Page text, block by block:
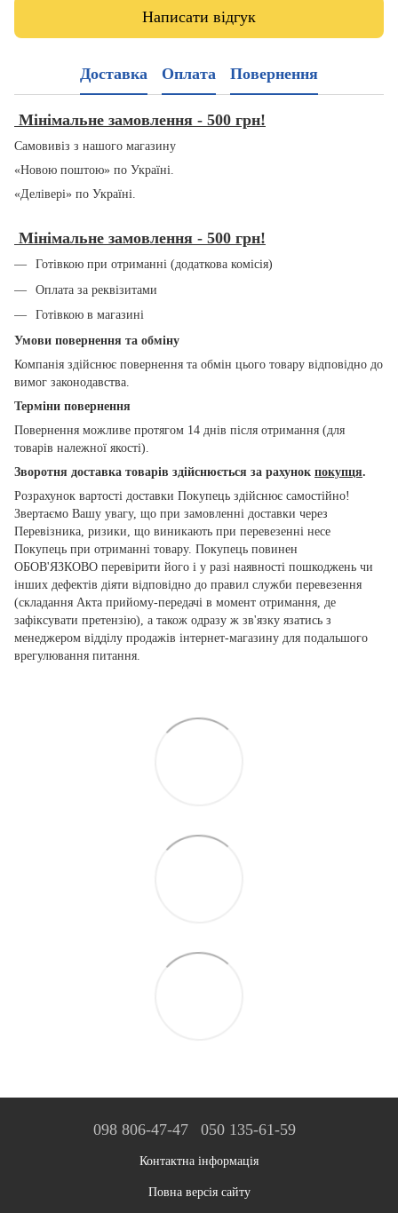
Написати відгук
Доставка Оплата Повернення
Мінімальне замовлення - 500 грн!
Самовивіз з нашого магазину
«Новою поштою» по Україні.
«Делівері» по Україні.
Мінімальне замовлення - 500 грн!
Готівкою при отриманні (додаткова комісія)
Оплата за реквізитами
Готівкою в магазині
Умови повернення та обміну
Компанія здійснює повернення та обмін цього товару відповідно до
вимог законодавства.
Терміни повернення
Повернення можливе протягом 14 днів після отримання (для
товарів належної якості).
Зворотня доставка товарів здійснюється за рахунок покупця.
Розрахунок вартості доставки Покупець здійснює самостійно!
Звертаємо Вашу увагу, що при замовленні доставки через
Перевізника, ризики, що виникають при перевезенні несе
Покупець при отриманні товару. Покупець повинен
ОБОВ'ЯЗКОВО перевірити його і у разі наявності пошкоджень чи
інших дефектів діяти відповідно до правил служби перевезення
(складання Акта прийому-передачі в момент отримання, де
зафіксувати претензію), а також одразу ж зв'язку язатись з
менеджером відділу продажів інтернет-магазину для подальшого
врегулювання питання.
098 806-47-47 050 135-61-59
Контактна інформація
Повна версія сайту